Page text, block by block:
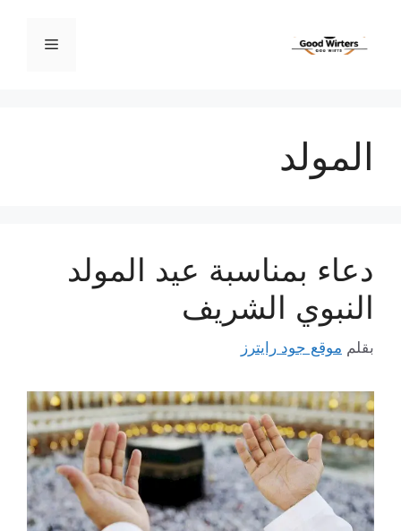
المحتوى
القائمة
المولد
دعاء بمناسبة عيد المولد
النبوي الشريف
بقلم موقع جود رايترز